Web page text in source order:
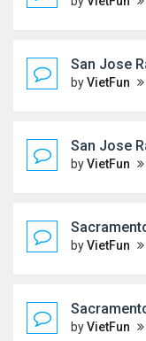
San Jose
byVietFun
San Jose
byVietFun
byVietFun
byVietFun